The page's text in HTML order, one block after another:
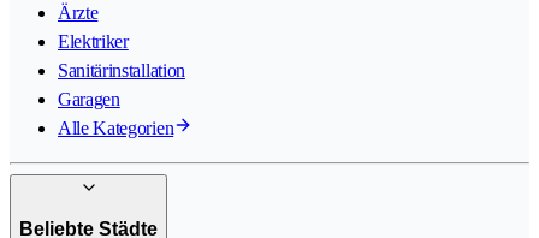
Ärzte
Elektriker
Sanitärinstallation
Garagen
Alle Kategorien
Beliebte Städte